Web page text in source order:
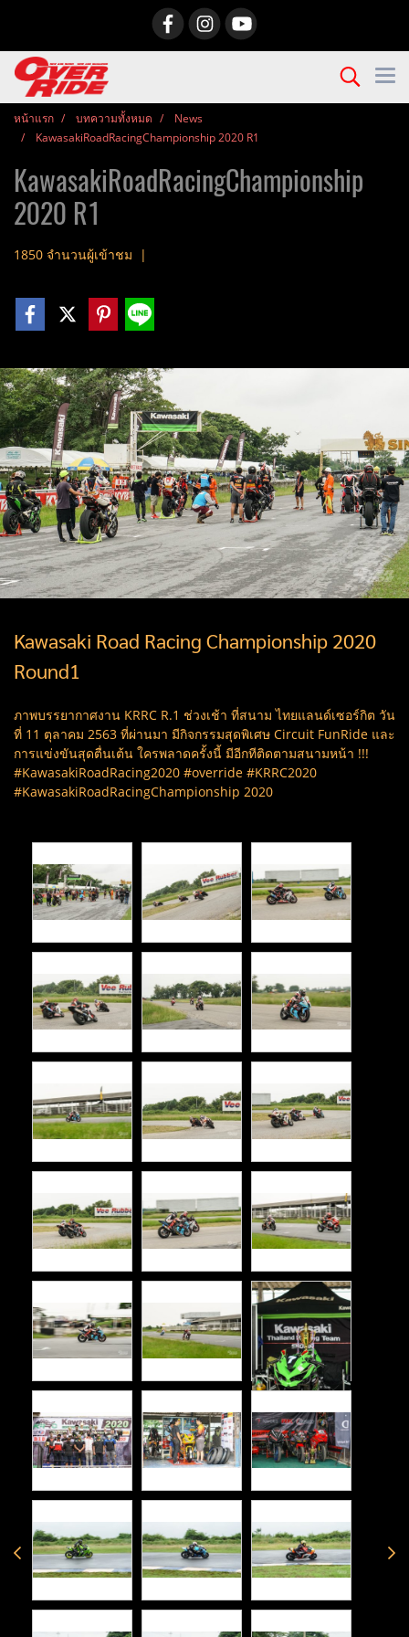
หน้าแรก บทความทั้งหมด
News
KawasakiRoadRacingChampionship 2020 R1
KawasakiRoadRacingChampionship
2020 R1
1850 จำนวนผู้เข้าชม |
Kawasaki Road Racing Championship 2020
Round1
ภาพบรรยากาศงาน KRRC R.1 ช่วงเช้า ที่สนาม ไทยแลนด์เซอร์กิต วัน
ที่ 11 ตุลาคม 2563 ที่ผ่านมา มีกิจกรรมสุดพิเศษ Circuit FunRide และ
การแข่งขันสุดตื่นเต้น ใครพลาดครั้งนี้ มีอีกทีติดตามสนามหน้า !!!
#KawasakiRoadRacing2020 #override #KRRC2020
#KawasakiRoadRacingChampionship 2020